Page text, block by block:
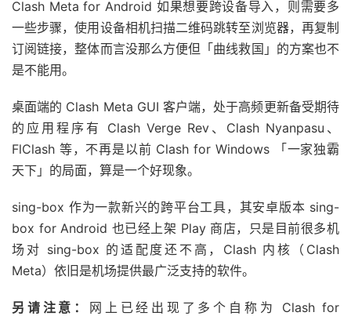
Clash Meta for Android 如果想要跨设备导入，则需要多
一些步骤，使用设备相机扫描二维码跳转至浏览器，再复制
订阅链接，整体而言没那么方便但「曲线救国」的方案也不
是不能用。
桌面端的 Clash Meta GUI 客户端，处于高频更新备受期待
的应用程序有 Clash Verge Rev、Clash Nyanpasu、
FlClash 等，不再是以前 Clash for Windows 「一家独霸
天下」的局面，算是一个好现象。
sing-box 作为一款新兴的跨平台工具，其安卓版本 sing-
box for Android 也已经上架 Play 商店，只是目前很多机
场对 sing-box 的适配度还不高，Clash 内核（Clash
Meta）依旧是机场提供最广泛支持的软件。
另请注意：
网上已经出现了多个自称为 Clash for